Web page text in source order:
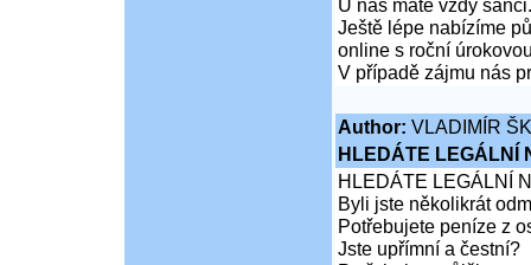
U nás máte vždy šanci.
Ještě lépe nabízíme
online s roční
V případě zájmu nás
Author: VLADIMÍR
HLEDÁTE LEGÁLNÍ
HLEDÁTE LEGÁLNÍ
Byli jste několikrát
Potřebujete peníze z
Jste upřímní a čestní?